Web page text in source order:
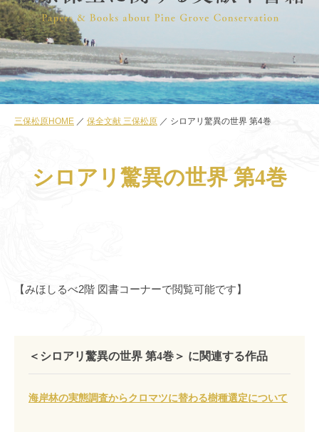
三保松原HOME 保全文献 三保松原 シロアリ驚異の世界 第4巻
シロアリ驚異の世界 第4巻
【みほしるべ2階 図書コーナーで閲覧可能です】
＜シロアリ驚異の世界 第4巻＞ に関連する作品
海岸林の実態調査からクロマツに替わる樹種選定について